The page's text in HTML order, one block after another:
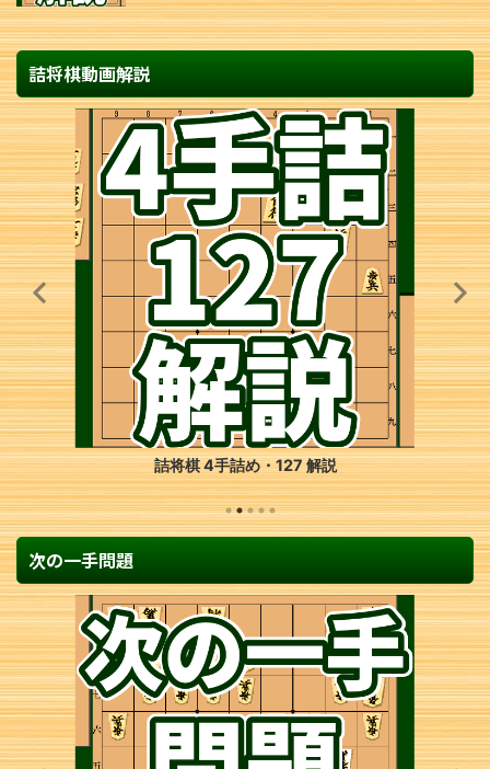
詰将棋動画解説
詰将棋 3手詰め・125
次の一手問題